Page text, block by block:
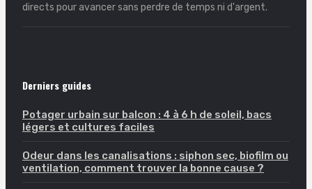
directs pour avancer sans perdre de temps ni d'argent.
Derniers guides
Potager urbain sur balcon : 4 à 6 h de soleil, bacs
légers et cultures faciles
Odeur dans les canalisations : siphon sec, biofilm ou
ventilation, comment trouver la bonne cause ?